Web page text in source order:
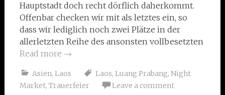
Hauptstadt doch recht dörflich daherkommt.
Offenbar checken wir mit als letztes ein, so
dass wir lediglich noch zwei Plätze in der
allerletzten Reihe des ansonsten vollbesetzten
Read more →
Asien, Laos Laos, Luang Prabang, Night
Market, Trauerfeier Leave a comment